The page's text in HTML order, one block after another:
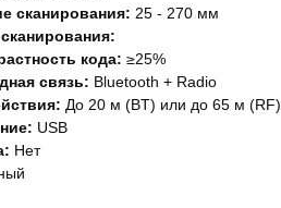
сканирования: 25 - 270 мм
кода: ≥25%
связь: Bluetooth + Radio
До 20 м (BT) или до 65 м (RF)
USB
Нет